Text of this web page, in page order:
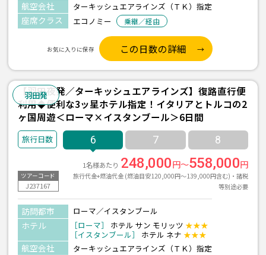
航空会社 ターキッシュエアラインズ（ＴＫ）指定
座席クラス エコノミー 乗継／経由
お気に入りに保存 この日数の詳細
羽田発
【羽田夜発／ターキッシュエアラインズ】復路直行便
利用◆便利な3ッ星ホテル指定！イタリアとトルコの2
ヶ国周遊＜ローマ×イスタンブール＞6日間
6 7 8
ツアーコード
J237167
1名様あたり 248,000円～558,000円
旅行代金+燃油代金 (燃油目安120,000円～139,000円含む)・諸税
等別途必要
訪問都市 ローマ／イスタンブール
ホテル ［ローマ］ ホテル サン モリッツ ★★★
［イスタンブール］
ホテル ネナ ★★★
航空会社 ターキッシュエアラインズ（ＴＫ）指定